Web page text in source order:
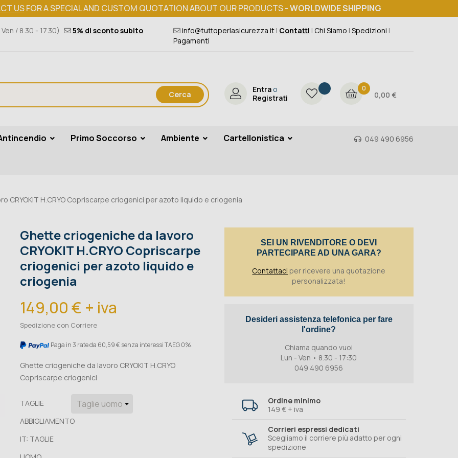
USFOR A SPECIAL AND CUSTOM QUOTATION ABOUT OUR PRODUCTS -WORLDWIDE SHIPPING
/ 8.30 - 17.30) 5% di sconto subito info@tuttoperlasicurezza.it | Contatti | Chi Siamo | Spedizioni |
Pagamenti
Cerca
Entra o
Registrati
0
0,00 €
Primo Soccorso Ambiente Cartellonistica 049 490 6956
CRYOKIT H.CRYO Copriscarpe criogenici per azoto liquido e criogenia
Ghette criogeniche da lavoro
CRYOKIT H.CRYO Copriscarpe
criogenici per azoto liquido e
criogenia
149,00 € + iva
Spedizione con Corriere
Paga in 3 rate da 60,59 € senza interessi TAEG 0%.
Ghette criogeniche da lavoro CRYOKIT H.CRYO
Copriscarpe criogenici
TAGLIE
ABBIGLIAMENTO
IT: TAGLIE
SEI UN RIVENDITORE O DEVI
PARTECIPARE AD UNA GARA?
Contattaci per ricevere una quotazione
personalizzata!
Desideri assistenza telefonica per fare
l'ordine?
Chiama quando vuoi
Lun - Ven • 8.30 - 17:30
049 490 6956
Ordine minimo
149 € + iva
Corrieri espressi dedicati
Scegliamo il corriere più adatto per ogni
spedizione